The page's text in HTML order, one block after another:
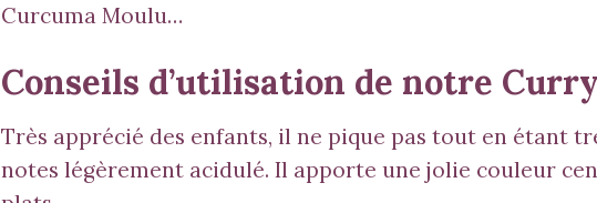
Curcuma Moulu…
Conseils d’utilisation de notre
Très apprécié des enfants, il ne pique pas tout en étant
notes légèrement acidulé. Il apporte une jolie couleur